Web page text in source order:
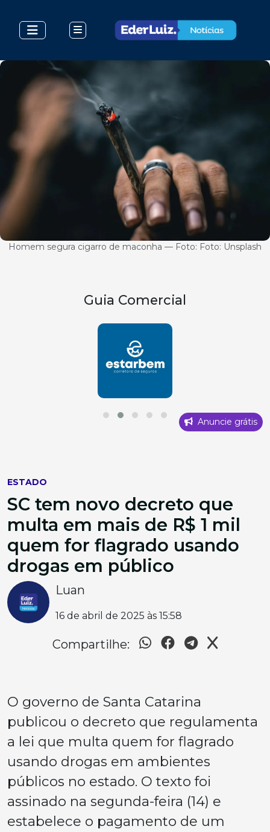
Homem segura cigarro de maconha — Foto: Foto: Unsplash
Guia Comercial
Anuncie grátis
ESTADO
SC tem novo decreto que
multa em mais de R$ 1 mil
quem for flagrado usando
drogas em público
Luan
16 de abril de 2025 às 15:58
Compartilhe:
O governo de Santa Catarina
publicou o decreto que regulamenta
a lei que multa quem for flagrado
usando drogas em ambientes
públicos no estado. O texto foi
assinado na segunda-feira (14) e
estabelece o pagamento de um